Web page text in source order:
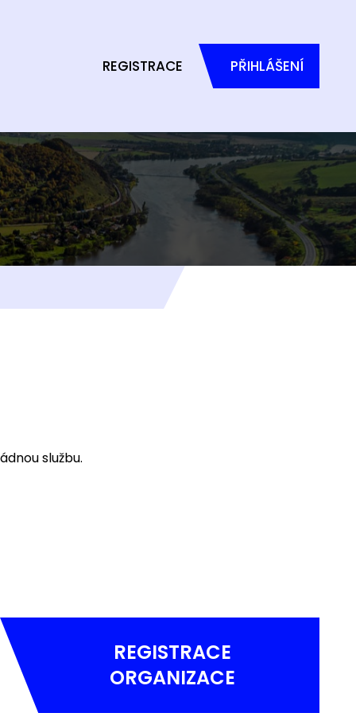
REGISTRACE PŘIHLÁŠENÍ
službu.
REGISTRACE
ORGANIZACE